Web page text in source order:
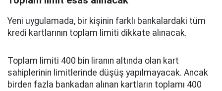
Yeni uygulamada, bir kişinin farklı bankalardaki tüm
kredi kartlarının toplam limiti dikkate alınacak.
Toplam limiti 400 bin liranın altında olan kart
sahiplerinin limitlerinde düşüş yapılmayacak. Ancak
birden fazla bankadan alınan kartların toplamı 400